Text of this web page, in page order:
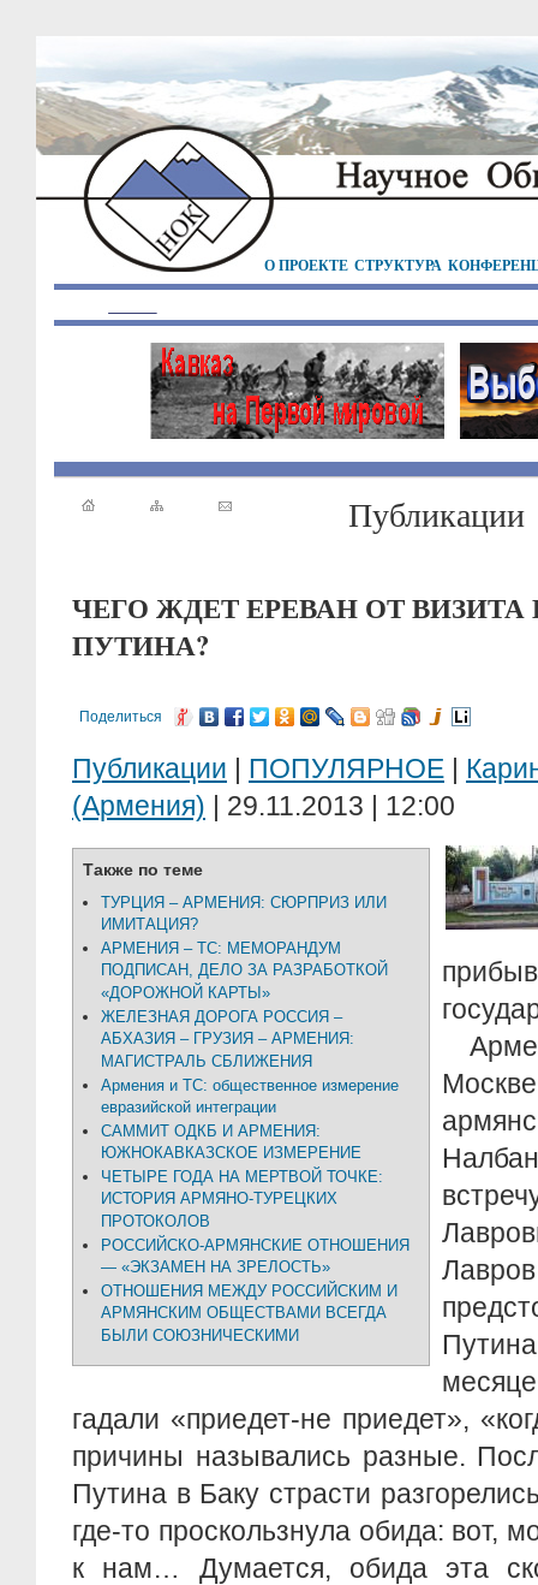
О ПРОЕКТЕ СТРУКТУРА
Публикации
ЧЕГО ЖДЕТ ЕРЕВАН ОТ
ПУТИНА?
Поделиться
Публикации | ПОПУЛЯРНОЕ |
(Армения) | 29.11.2013 | 12:00
Также по теме
ТУРЦИЯ – АРМЕНИЯ: СЮРПРИЗ ИЛИ
ИМИТАЦИЯ?
АРМЕНИЯ – ТС: МЕМОРАНДУМ
ПОДПИСАН, ДЕЛО ЗА РАЗРАБОТКОЙ
«ДОРОЖНОЙ КАРТЫ»
ЖЕЛЕЗНАЯ ДОРОГА РОССИЯ –
АБХАЗИЯ – ГРУЗИЯ – АРМЕНИЯ:
МАГИСТРАЛЬ СБЛИЖЕНИЯ
Армения и ТС: общественное измерение
евразийской интеграции
САММИТ ОДКБ И АРМЕНИЯ:
ЮЖНОКАВКАЗСКОЕ ИЗМЕРЕНИЕ
ЧЕТЫРЕ ГОДА НА МЕРТВОЙ ТОЧКЕ:
ИСТОРИЯ АРМЯНО-ТУРЕЦКИХ
ПРОТОКОЛОВ
РОССИЙСКО-АРМЯНСКИЕ ОТНОШЕНИЯ
— «ЭКЗАМЕН НА ЗРЕЛОСТЬ»
ОТНОШЕНИЯ МЕЖДУ РОССИЙСКИМ И
АРМЯНСКИМ ОБЩЕСТВАМИ ВСЕГДА
БЫЛИ СОЮЗНИЧЕСКИМИ
гадали «приедет-не приедет»,
причины назывались разные.
Путина в Баку страсти
где-то проскользнула обида: вот,
к нам… Думается, обида эта